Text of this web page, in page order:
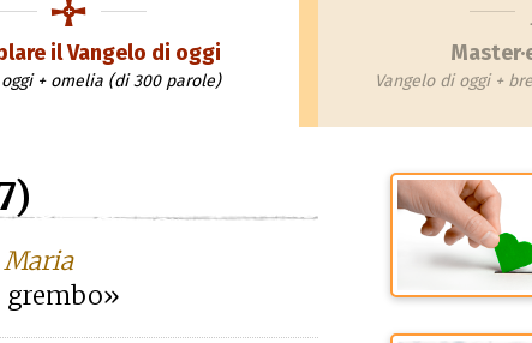
il Vangelo di oggi
+ omelia (di 300 parole) Vangelo di oggi +
Maria
grembo»